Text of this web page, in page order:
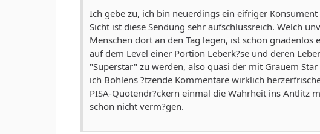
Ich gebe zu, ich bin neuerdings ein eifriger
Sicht ist diese Sendung sehr aufschlussreich. Welch
Menschen dort an den Tag legen, ist schon
auf dem Level einer Portion Leberk?se und deren
"Superstar" zu werden, also quasi der mit Grauem
ich Bohlens ?tzende Kommentare wirklich
PISA-Quotendr?ckern einmal die Wahrheit ins Antlitz
schon nicht verm?gen.